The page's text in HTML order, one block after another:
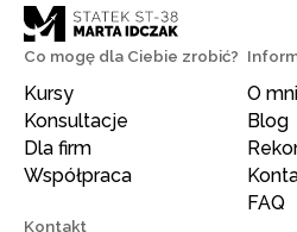
Co mogę dla Ciebie zrobić?
Kursy
Konsultacje
Dla firm
Współpraca
O
Blog
FAQ
Kontakt